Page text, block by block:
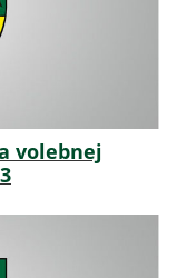
volebnej